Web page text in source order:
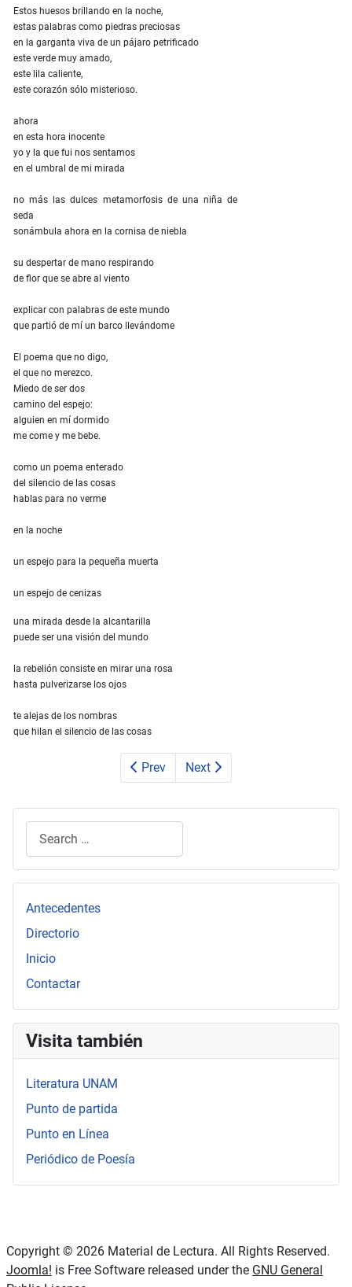
Estos huesos brillando en la noche,
estas palabras como piedras preciosas
en la garganta viva de un pájaro petrificado
este verde muy amado,
este lila caliente,
este corazón sólo misterioso.
ahora
en esta hora inocente
yo y la que fui nos sentamos
en el umbral de mi mirada
no más las dulces metamorfosis de una niña de
seda
sonámbula ahora en la cornisa de niebla
su despertar de mano respirando
de flor que se abre al viento
explicar con palabras de este mundo
que partió de mí un barco llevándome
El poema que no digo,
el que no merezco.
Miedo de ser dos
camino del espejo:
alguien en mí dormido
me come y me bebe.
como un poema enterado
del silencio de las cosas
hablas para no verme
en la noche
un espejo para la pequeña muerta
un espejo de cenizas
una mirada desde la alcantarilla
puede ser una visión del mundo
la rebelión consiste en mirar una rosa
hasta pulverizarse los ojos
te alejas de los nombras
que hilan el silencio de las cosas
Prev Next
Antecedentes
Directorio
Inicio
Contactar
Visita también
Literatura UNAM
Punto de partida
Punto en Línea
Periódico de Poesía
Copyright © 2026 Material de Lectura. All Rights Reserved.
Joomla! is Free Software released under the GNU General